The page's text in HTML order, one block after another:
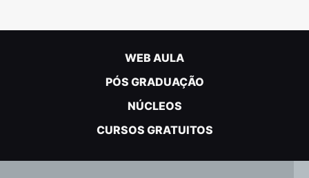
WEB AULA
PÓS GRADUAÇÃO
NÚCLEOS
CURSOS GRATUITOS